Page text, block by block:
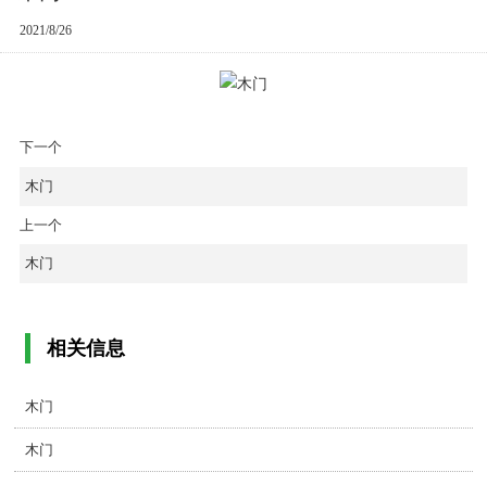
2021/8/26
下一个
木门
上一个
木门
相关信息
木门
木门